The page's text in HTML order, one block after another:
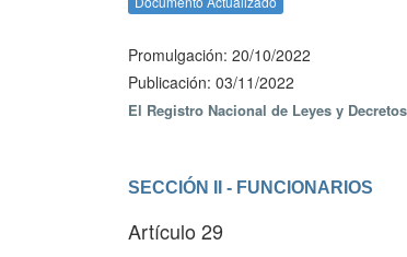
Promulgación: 20/10/2022
Publicación: 03/11/2022
El Registro Nacional de Leyes y
SECCIÓN II - FUNCIONARIOS
Artículo 29